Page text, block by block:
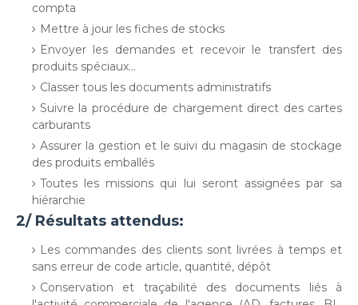
compta
Mettre à jour les fiches de stocks
Envoyer les demandes et recevoir le transfert des
produits spéciaux...
Classer tous les documents administratifs
Suivre la procédure de chargement direct des cartes
carburants
Assurer la gestion et le suivi du magasin de stockage
des produits emballés
Toutes les missions qui lui seront assignées par sa
hiérarchie
2/ Résultats attendus:
Les commandes des clients sont livrées à temps et
sans erreur de code article, quantité, dépôt
Conservation et traçabilité des documents liés à